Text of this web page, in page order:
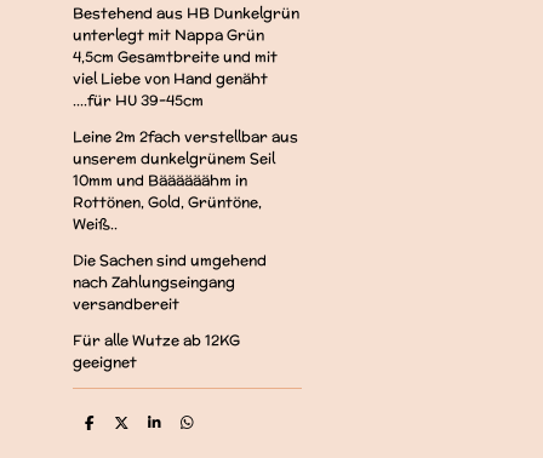
Bestehend aus HB Dunkelgrün
unterlegt mit Nappa Grün
4,5cm Gesamtbreite und mit
viel Liebe von Hand genäht
....für HU 39-45cm
Leine 2m 2fach verstellbar aus
unserem dunkelgrünem Seil
10mm und Bäääääähm in
Rottönen, Gold, Grüntöne,
Weiß..
Die Sachen sind umgehend
nach Zahlungseingang
versandbereit
Für alle Wutze ab 12KG
geeignet
T
T
T
T